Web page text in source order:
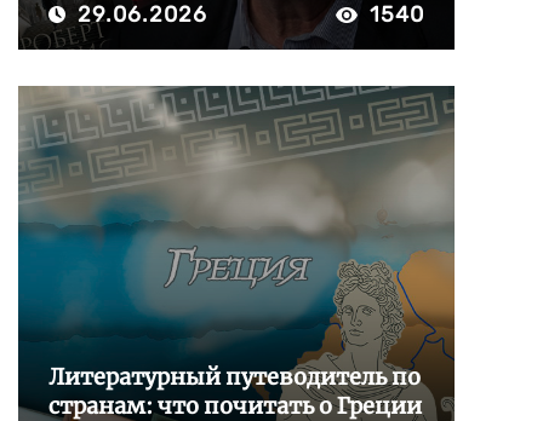
29.06.2026 1540
Литературный путеводитель по
странам: что почитать о Греции